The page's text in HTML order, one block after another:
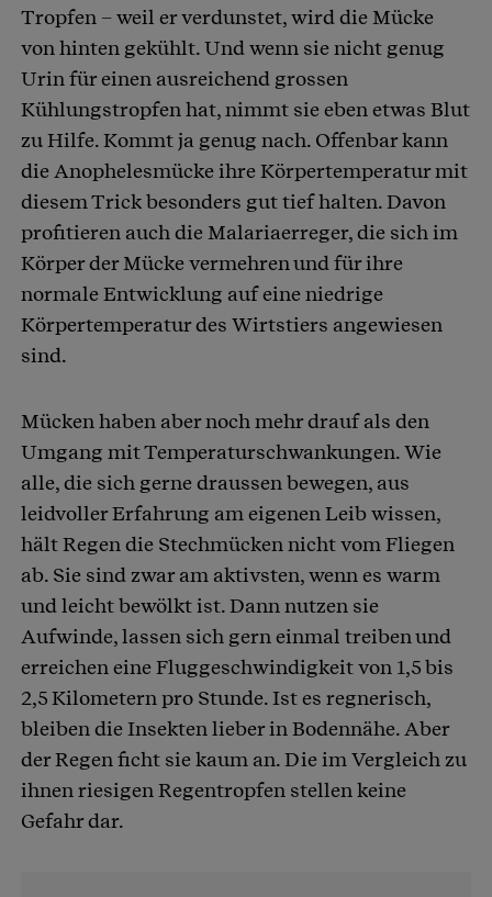
Tropfen – weil er verdunstet, wird die Mücke
von hinten gekühlt. Und wenn sie nicht genug
Urin für einen ausreichend grossen
Kühlungstropfen hat, nimmt sie eben etwas Blut
zu Hilfe. Kommt ja genug nach. Offenbar kann
die Anophelesmücke ihre Körpertemperatur mit
diesem Trick besonders gut tief halten. Davon
profitieren auch die Malariaerreger, die sich im
Körper der Mücke vermehren und für ihre
normale Entwicklung auf eine niedrige
Körpertemperatur des Wirtstiers angewiesen
sind.
Mücken haben aber noch mehr drauf als den
Umgang mit Temperaturschwankungen. Wie
alle, die sich gerne draussen bewegen, aus
leidvoller Erfahrung am eigenen Leib wissen,
hält Regen die Stechmücken nicht vom Fliegen
ab. Sie sind zwar am aktivsten, wenn es warm
und leicht bewölkt ist. Dann nutzen sie
Aufwinde, lassen sich gern einmal treiben und
erreichen eine Fluggeschwindigkeit von 1,5 bis
2,5 Kilometern pro Stunde. Ist es regnerisch,
bleiben die Insekten lieber in Bodennähe. Aber
der Regen ficht sie kaum an. Die im Vergleich zu
ihnen riesigen Regentropfen stellen keine
Gefahr dar.